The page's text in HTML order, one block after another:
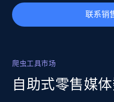
联系销
爬虫工具市场
自助式零售媒